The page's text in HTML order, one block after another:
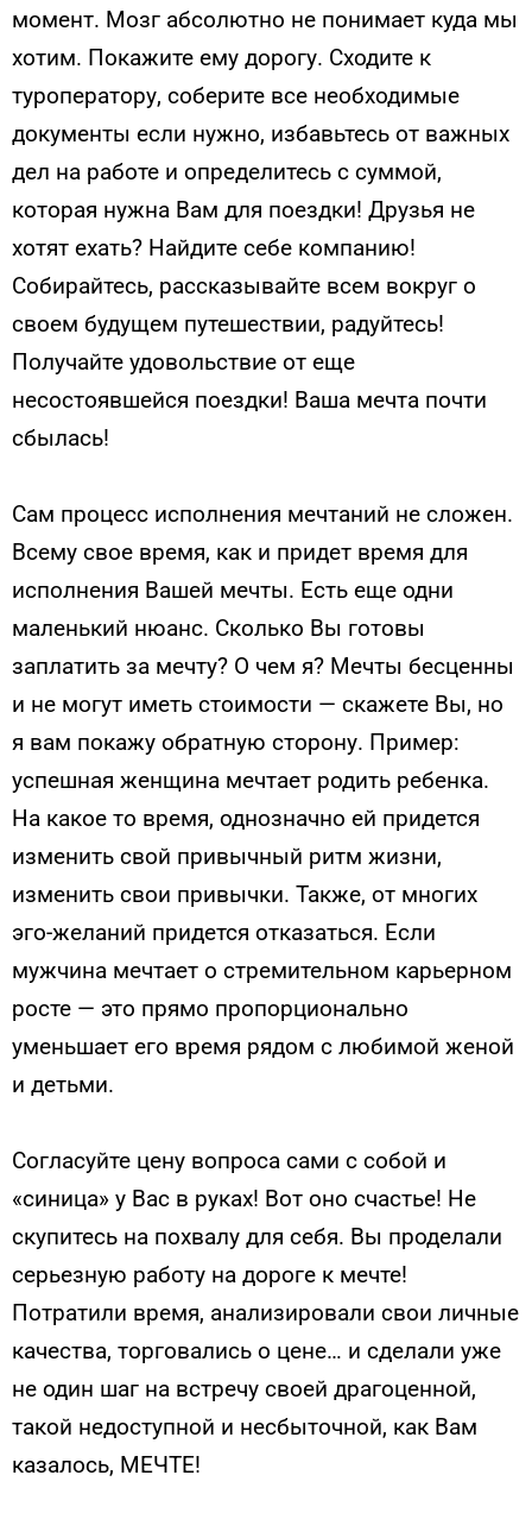
момент. Мозг абсолютно не понимает куда мы
хотим. Покажите ему дорогу. Сходите к
туроператору, соберите все необходимые
документы если нужно, избавьтесь от важных
дел на работе и определитесь с суммой,
которая нужна Вам для поездки! Друзья не
хотят ехать? Найдите себе компанию!
Собирайтесь, рассказывайте всем вокруг о
своем будущем путешествии, радуйтесь!
Получайте удовольствие от еще
несостоявшейся поездки! Ваша мечта почти
сбылась!
Сам процесс исполнения мечтаний не сложен.
Всему свое время, как и придет время для
исполнения Вашей мечты. Есть еще одни
маленький нюанс. Сколько Вы готовы
заплатить за мечту? О чем я? Мечты бесценны
и не могут иметь стоимости — скажете Вы, но
я вам покажу обратную сторону. Пример:
успешная женщина мечтает родить ребенка.
На какое то время, однозначно ей придется
изменить свой привычный ритм жизни,
изменить свои привычки. Также, от многих
эго-желаний придется отказаться. Если
мужчина мечтает о стремительном карьерном
росте — это прямо пропорционально
уменьшает его время рядом с любимой женой
и детьми.
Согласуйте цену вопроса сами с собой и
«синица» у Вас в руках! Вот оно счастье! Не
скупитесь на похвалу для себя. Вы проделали
серьезную работу на дороге к мечте!
Потратили время, анализировали свои личные
качества, торговались о цене… и сделали уже
не один шаг на встречу своей драгоценной,
такой недоступной и несбыточной, как Вам
казалось, МЕЧТЕ!